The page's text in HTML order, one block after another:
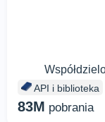
API i biblioteka
83M pobrania